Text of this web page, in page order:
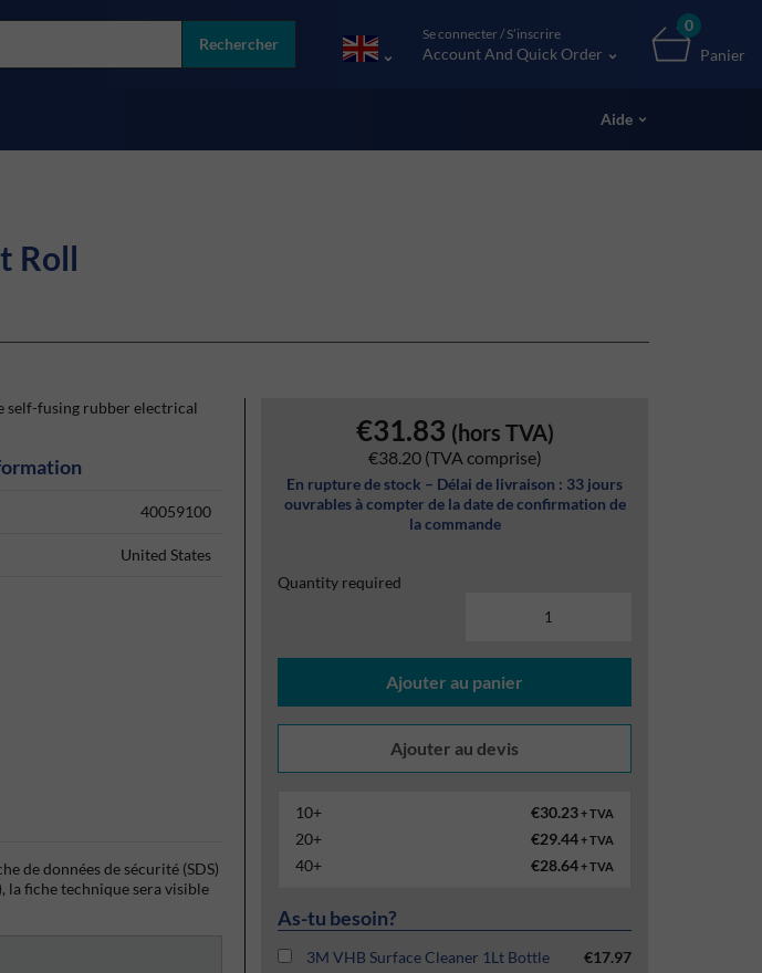
Rechercher
Se connecter / S’inscrire
Account And Quick Order
0
Panier
Aide
Roll
€31.83 (hors TVA)
€38.20 (TVA comprise)
En rupture de stock – Délai de livraison : 33 jours
ouvrables à compter de la date de confirmation de
la commande
Quantity required
Ajouter au panier
10+ €30.23+ TVA
20+ €29.44+ TVA
40+ €28.64+ TVA
As-tu besoin?
3M VHB Surface Cleaner 1Lt Bottle €17.97
self-fusing rubber electrical
40059100
United States
de données de sécurité (SDS)
la fiche technique sera visible